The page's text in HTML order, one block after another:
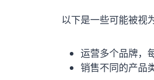
以下是一些可能被视
运营多个品牌，
销售不同的产品